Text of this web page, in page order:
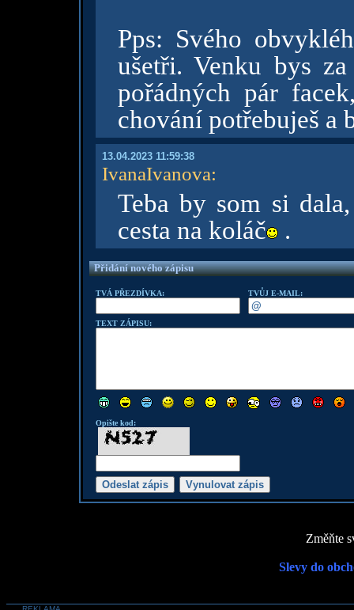
Pps: Svého
ušetři. Venku bys
pořádných pár
chování potřebuješ a
13.04.2023 11:59:38
IvanaIvanova:
Teba by som si
cesta na koláč .
Přidání nového zápisu
TVÁ PŘEZDÍVKA: TVŮJ E-MAIL:
TEXT ZÁPISU:
Opište kod:
Změňte
Slevy do